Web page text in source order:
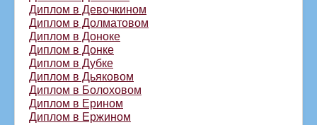
Диплом в Девочкином
Диплом в Долматовом
Диплом в Доноке
Диплом в Донке
Диплом в Дубке
Диплом в Дьяковом
Диплом в Болоховом
Диплом в Ерином
Диплом в Ержином